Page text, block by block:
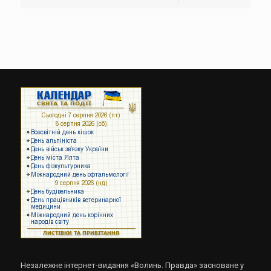
Незалежне інтернет-видання «Волинь. Правда» засноване у